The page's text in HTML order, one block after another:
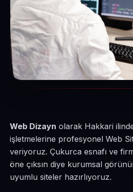
Web Dizayn olarak Hakkari
işletmelerine profesyonel Web
veriyoruz. Çukurca esnafı ve
öne çıksın diye kurumsal
uyumlu siteler hazırlıyoruz.